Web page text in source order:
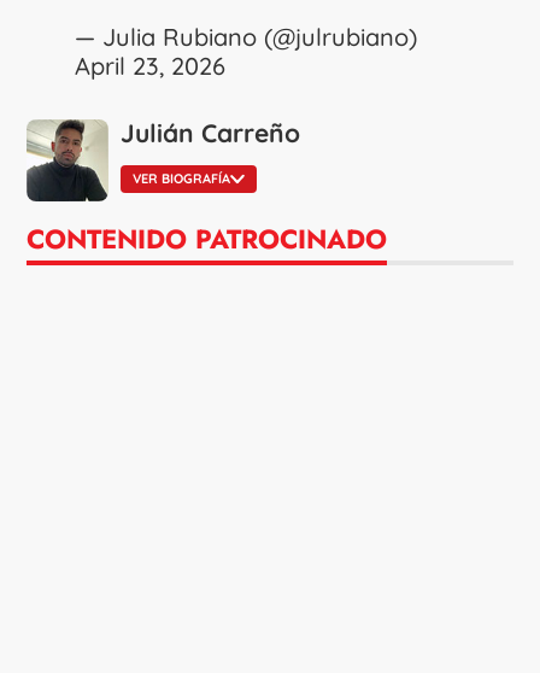
— Julia Rubiano (@julrubiano)
April 23, 2026
Julián Carreño
VER BIOGRAFÍA
CONTENIDO PATROCINADO